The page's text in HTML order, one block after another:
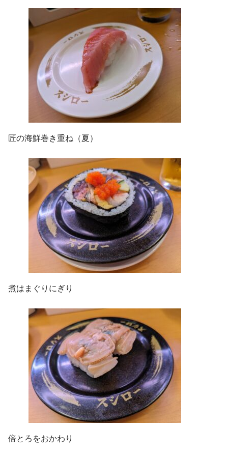
匠の海鮮巻き重ね（夏）
煮はまぐりにぎり
倍とろをおかわり